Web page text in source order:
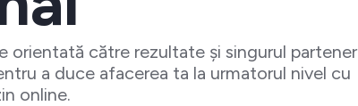
orientată către rezultate și singurul partener
a duce afacerea ta la urmatorul nivel cu
online.